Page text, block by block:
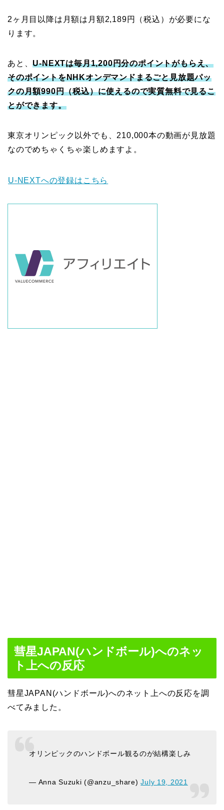
2ヶ月目以降は月額は月額2,189円（税込）が必要にな
ります。
あと、U-NEXTは毎月1,200円分のポイントがもらえ、
そのポイントをNHKオンデマンドまるごと見放題パッ
クの月額990円（税込）に使えるので実質無料で見るこ
とができます。
東京オリンピック以外でも、210,000本の動画が見放題
なのでめちゃくちゃ楽しめますよ。
U-NEXTへの登録はこちら
彗星JAPAN(ハンドボール)へのネッ
ト上への反応
彗星JAPAN(ハンドボール)へのネット上への反応を調
べてみました。
オリンピックのハンドボール観るのが結構楽しみ
— Anna Suzuki (@anzu_share)July 19, 2021